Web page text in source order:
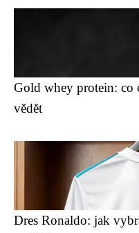
Gold whey protein: co
vědět
Dres Ronaldo: jak